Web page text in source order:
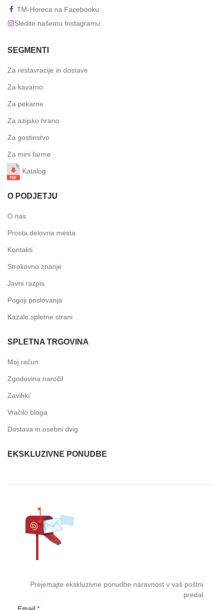
TM-Horeca na Facebooku
Sledite našemu Instagramu
SEGMENTI
Za restavracije in dostave
Za kavarno
Za pekarne
Za azijsko hrano
Za gostinstvo
Za mini farme
Katalog
O PODJETJU
O nas
Prosta delovna mesta
Kontakti
Strokovno znanje
Javni razpis
Pogoji poslovanja
Kazalo spletne strani
SPLETNA TRGOVINA
Moj račun
Zgodovina naročil
Zavihki
Vračilo blaga
Dostava in osebni dvig
EKSKLUZIVNE PONUDBE
Prejemajte ekskluzivne ponudbe naravnost v vaš poštni
predal
Email